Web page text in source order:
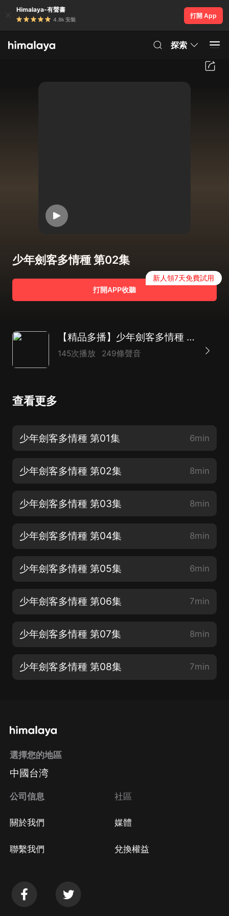
Himalaya-有聲書
4.8k 安裝
打開 App
探索
少年劍客多情種 第02集
打開APP收聽
新人領7天免費試用
【精品多播】少年劍客多情種 武俠熱血金庸梁羽生風格
145次播放 249條聲音
查看更多
少年劍客多情種 第01集 6min
少年劍客多情種 第02集 8min
少年劍客多情種 第03集 8min
少年劍客多情種 第04集 8min
少年劍客多情種 第05集 6min
少年劍客多情種 第06集 7min
少年劍客多情種 第07集 8min
少年劍客多情種 第08集 7min
選擇您的地區
中國台湾
公司信息
關於我們
聯繫我們
社區
媒體
兌換權益